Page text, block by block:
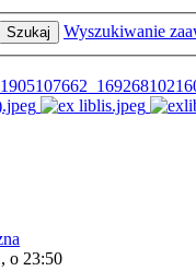
Szukaj
Wyszukiwanie
o 23:50